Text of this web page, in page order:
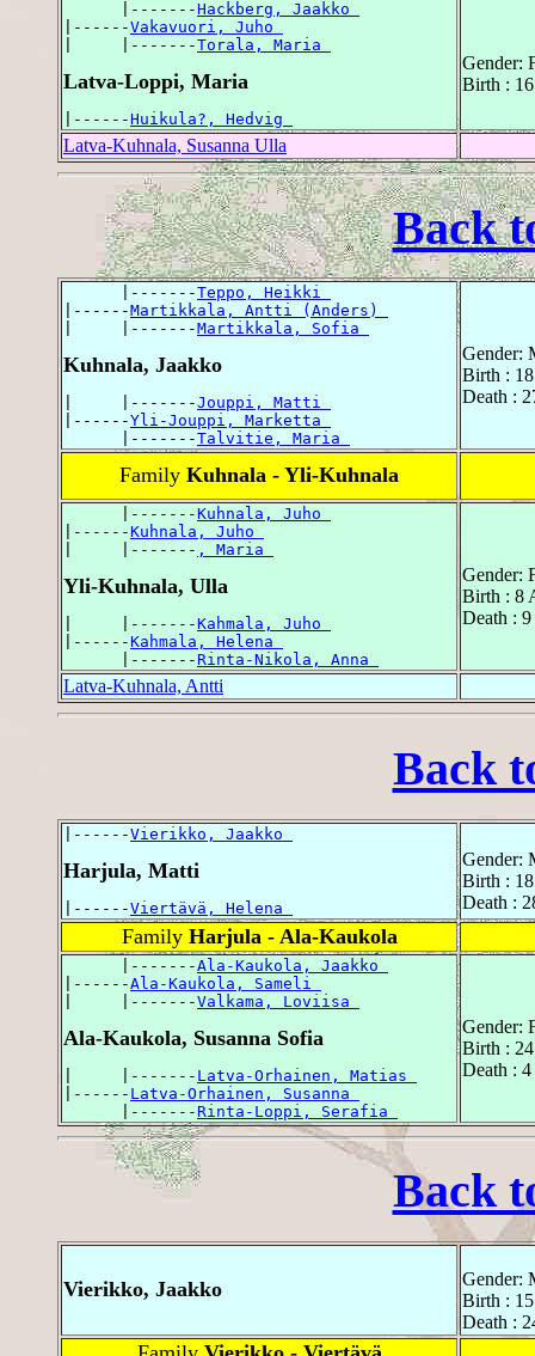
      |-------
Hackberg, Jaakko
|------Vakavuori, Juho
|     |-------Torala, Maria
Latva-Loppi, Maria
|------Huikula?, Hedvig
Gender:
Birth :
Latva-Kuhnala, Susanna Ulla
Back
      |-------
Teppo, Heikki
|------Martikkala, Antti (Anders)
|     |-------Martikkala, Sofia
Kuhnala, Jaakko
|     |-------Jouppi, Matti
|------Yli-Jouppi, Marketta
      |-------
Talvitie, Maria
Gender:
Birth :
Death :
Family Kuhnala - Yli-Kuhnala
      |-------
Kuhnala, Juho
|------Kuhnala, Juho
|     |------- , Maria
Yli-Kuhnala, Ulla
|     |-------Kahmala, Juho
|------Kahmala, Helena
      |-------
Rinta-Nikola, Anna
Gender:
Birth : 8
Death :
Latva-Kuhnala, Antti
Back
|------Vierikko, Jaakko
Harjula, Matti
|------Viertävä, Helena
Gender:
Birth :
Death :
Family Harjula - Ala-Kaukola
      |-------
Ala-Kaukola, Jaakko
|------Ala-Kaukola, Sameli
|     |-------Valkama, Loviisa
Ala-Kaukola, Susanna Sofia
|     |------- Latva-Orhainen, Matias
|------ Latva-Orhainen, Susanna
      |-------
Rinta-Loppi, Serafia
Gender:
Birth :
Death :
Back
Vierikko, Jaakko
Gender:
Birth :
Death :